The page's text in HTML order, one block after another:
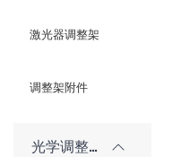
激光器调整架
调整架附件
光学调整架（老型号）